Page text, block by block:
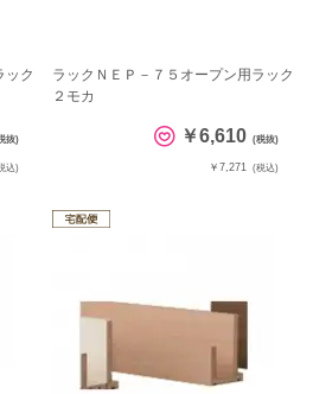
ック
抜)
込)
ラックＮＥＰ－７５オープン用ラック
２モカ
￥6,610 (税抜)
￥7,271 (税込)